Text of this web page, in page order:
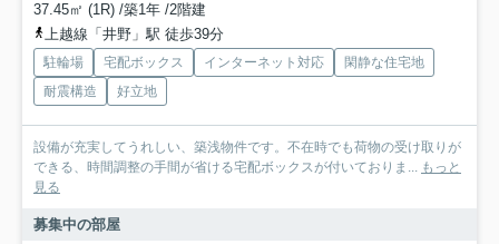
37.45㎡ (1R) /築1年 /2階建
上越線「井野」駅 徒歩39分
駐輪場 宅配ボックス インターネット対応
閑静な住宅地
耐震構造
好立地
設備が充実してうれしい、築浅物件です。不在時でも荷物の受け取りが
できる、時間調整の手間が省ける宅配ボックスが付いておりま... もっと
見る
募集中の部屋